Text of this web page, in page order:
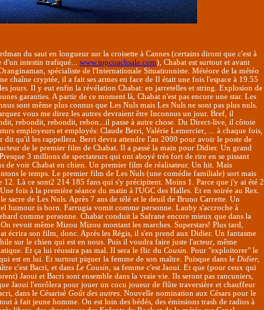
du saut en longueur sur la croisette à Cannes (certains diront que c'est à
d'un intestin trafiqué... www.topcoachsale.com), Chabat est surtout et avant
spécialiste de l'Internationale Situationniste. Météore de la météo
chaîne cryptée, il a fait ses armes en face de Il était une fois l'espace à 19.55
jours. Il y eut enfin la révélation Chabat: en jarretelles et string. Explosion de
garanties. A partir de ce moment là, Chabat n'est pas encore une star. Les
sont même plus connus que Les Nuls mais Les Nuls ne sont pas plus nuls.
vous me direz les autres devraient être Inconnus un jour. Bref, il
rebondit, rebondit, rebon...il passe à autre chose. Du Direct-live, il côtoie
employeurs et employés: Claude Berri, Valérie Lemercier, ... à chaque fois,
dit qu'il les rappellera. Berri devra attendre l'an 2000 pour avoir le poste de
de le premier film de Chabat. Il a passé la main pour Didier. Un grand
3 millions de spectateurs qui ont aboyé très fort de rire en se pissant
de voir Chabat en chien. Un premier film de réalisateur. Un hit. Mais
le temps. Le premier film de Les Nuls (une comédie familiale) sort mais
12. Là ce sont2 214 185 fans qui s'y précipitent. Moins 1. Parce que j'y ai été 2
fois à la première séance du matin à l'UGC des Halles. Et en soirée au Rex.
le sacre de Les Nuls. Après 7 ans de télé et le deuil de Bruno Carrette. Un
humour is born. Farrugia vomit comme personne. Lauby s'accroche à
comme personne. Chabat conduit la Safrane encore mieux que dans la
revoit même Mizou Mizou montant les marches. Superstars! Plus tard,
écrira son film, donc. Après les Régis, il s'en prend aux Didier. Un fantasme
sur le chien qui est en nous. Puis il voudra faire juste l'acteur, même
Et ça lui réussira pas mal. Il sera le flic du Cousin . Pour "exploitorer" le
est en lui. Et surtout piquer la femme de son maître. Puisque dans le Didier,
c'est Bacri, et dans Le Cousin , sa femme c'est Jaoui. Et que (pour ceux qui
Jaoui et Bacri sont ensemble dans la vraie vie. Ils seront pas rancuniers,
Jaoui l'enrôlera pour jouer un cocu joueur de flûte traversière et chauffeur
dans le Césarisé Goût des autres . Nouvelle nomination aux Césars pour le
à fait jeune homme. On est loin des bédés, des émissions trash de radios à